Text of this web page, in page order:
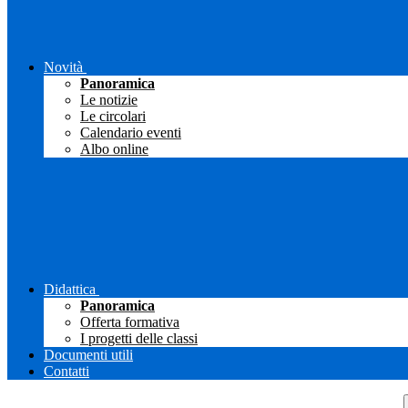
Novità
Panoramica
Le notizie
Le circolari
Calendario eventi
Albo online
Didattica
Panoramica
Offerta formativa
I progetti delle classi
Documenti utili
Contatti